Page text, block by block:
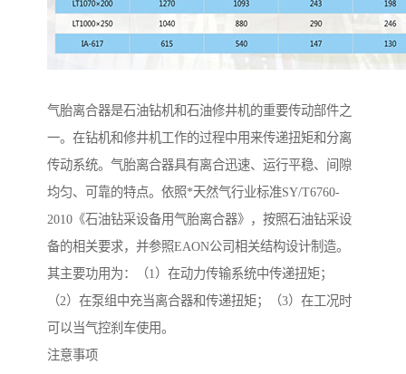
气胎离合器是石油钻机和石油修井机的重要传动部件之
一。在钻机和修井机工作的过程中用来传递扭矩和分离
传动系统。气胎离合器具有离合迅速、运行平稳、间隙
均匀、可靠的特点。依照*天然气行业标准SY/T6760-
2010《石油钻采设备用气胎离合器》，按照石油钻采设
备的相关要求，并参照EAON公司相关结构设计制造。
其主要功用为：（1）在动力传输系统中传递扭矩；
（2）在泵组中充当离合器和传递扭矩；（3）在工况时
可以当气控刹车使用。
注意事项